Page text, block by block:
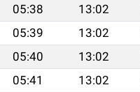
05:38 13:02
05:39 13:02
05:40 13:02
05:41 13:02